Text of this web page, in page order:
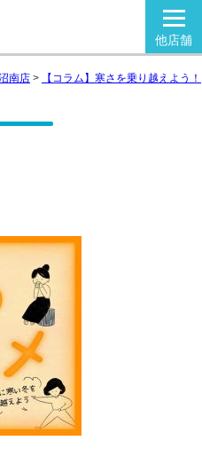
他店舗
南店 >
【コラム】寒さを乗り越えよう！